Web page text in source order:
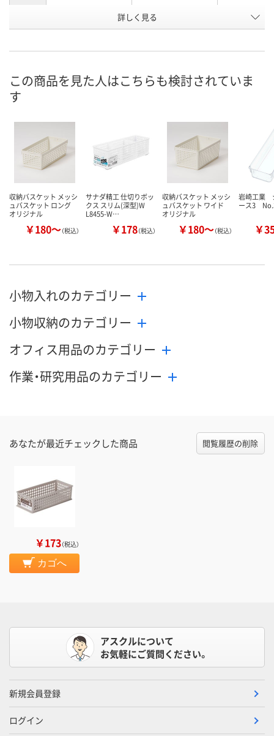
IV
号
お届け日
カゴへ カゴへ カ
詳しく見る
この商品を見た人はこちらも検討されていま
す
収納バスケット メッシ
ュバスケット ロング
オリジナル
￥180～（税込）
サナダ精工 仕切りボッ
クス スリム(深型)W
L8455-W…
￥178（税込）
収納バスケット メッシ
ュバスケット ワイド
オリジナル
￥180～（税込）
岩崎工業
ース3 No.3
￥
小物入れのカテゴリー
小物収納のカテゴリー
オフィス用品のカテゴリー
作業・研究用品のカテゴリー
あなたが最近チェックした商品 閲覧履歴の削除
￥173（税込）
カゴへ
アスクルについて
お気軽にご質問ください。
新規会員登録
ログイン